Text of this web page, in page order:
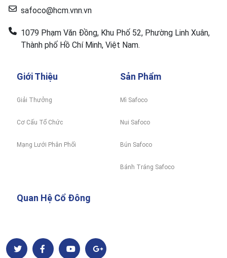
safoco@hcm.vnn.vn
1079 Phạm Văn Đồng, Khu Phố 52, Phường Linh Xuân,
Thành phố Hồ Chí Minh, Việt Nam.
Giới Thiệu
Giải Thưởng
Cơ Cấu Tổ Chức
Mạng Lưới Phân Phối
Sản Phẩm
Mì Safoco
Nui Safoco
Bún Safoco
Bánh Tráng Safoco
Quan Hệ Cổ Đông